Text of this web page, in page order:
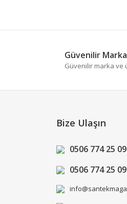
Güvenilir
Güvenilir marka ve
Bize Ulaşın
0506 774 25 09
0506 774 25 09